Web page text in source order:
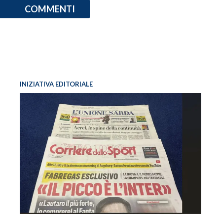
COMMENTI
INIZIATIVA EDITORIALE